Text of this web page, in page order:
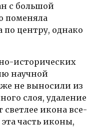
с большой
поменяла
центру, однако
исторических
научной
не выносили из
слоя, удаление
икона все-
часть иконы,